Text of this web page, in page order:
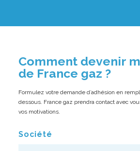
Comment devenir
de France gaz ?
Formulez votre demande d’adhésion en
dessous. France gaz prendra contact avec
vos motivations.
Société